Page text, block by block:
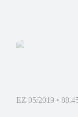
EZ 05/2019 •